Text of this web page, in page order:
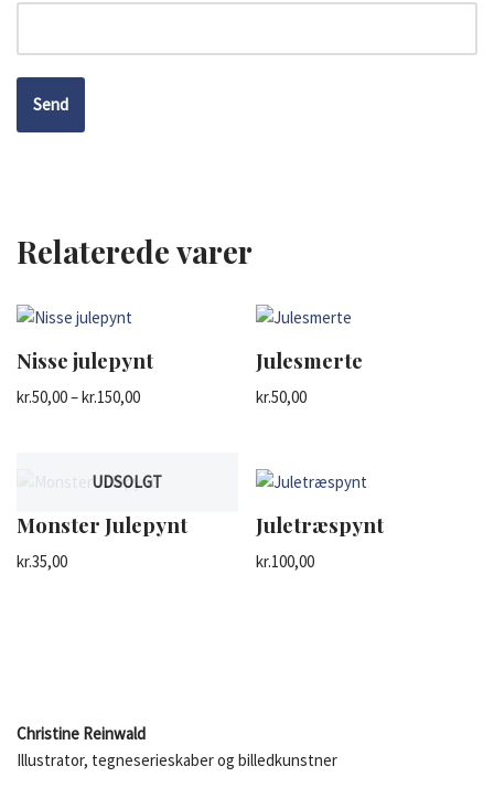
Relaterede varer
Nisse julepynt
kr.50,00–kr.150,00
Julesmerte
kr.50,00
UDSOLGT
Monster Julepynt
kr.35,00
Juletræspynt
kr.100,00
Christine Reinwald
Illustrator, tegneserieskaber og billedkunstner